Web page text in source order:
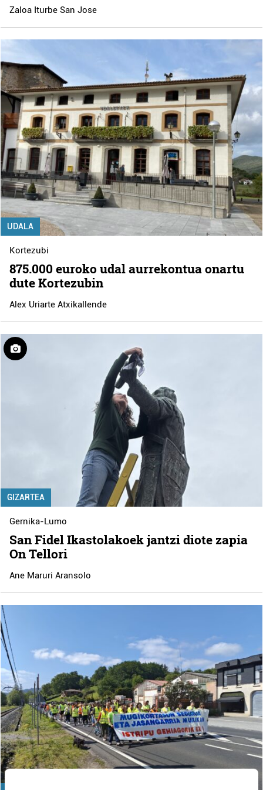
Zaloa Iturbe San Jose
UDALA
Kortezubi
875.000 euroko udal aurrekontua onartu
dute Kortezubin
Alex Uriarte Atxikallende
GIZARTEA
Gernika-Lumo
San Fidel Ikastolakoek jantzi diote zapia
On Tellori
Ane Maruri Aransolo